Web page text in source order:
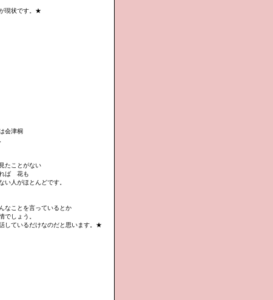
現状です。★
会津桐
たことがない
れば 花も
人がほとんどです。
なことを言っているとか
でしょう。
しているだけなのだと思います。★